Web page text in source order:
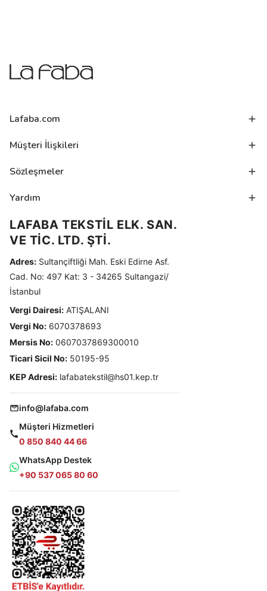
Lafaba.com
Müşteri İlişkileri
Sözleşmeler
Yardım
LAFABA TEKSTİL ELK. SAN.
VE TİC. LTD. ŞTİ.
Adres: Sultançiftliği Mah. Eski Edirne Asf.
Cad. No: 497 Kat: 3 - 34265 Sultangazi/
İstanbul
Vergi Dairesi: ATIŞALANI
Vergi No: 6070378693
Mersis No: 0607037869300010
Ticari Sicil No: 50195-95
KEP Adresi: lafabatekstil@hs01.kep.tr
info@lafaba.com
Müşteri Hizmetleri
0 850 840 44 66
WhatsApp Destek
+90 537 065 80 60